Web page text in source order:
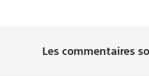
Les commentaires